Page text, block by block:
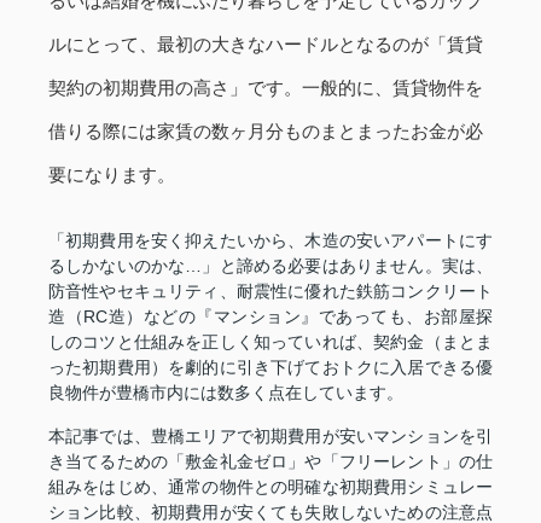
ルにとって、最初の大きなハードルとなるのが「賃貸
契約の初期費用の高さ」です。一般的に、賃貸物件を
借りる際には家賃の数ヶ月分ものまとまったお金が必
要になります。
「初期費用を安く抑えたいから、木造の安いアパートにす
るしかないのかな…」と諦める必要はありません。実は、
防音性やセキュリティ、耐震性に優れた鉄筋コンクリート
造（RC造）などの『マンション』であっても、お部屋探
しのコツと仕組みを正しく知っていれば、契約金（まとま
った初期費用）を劇的に引き下げておトクに入居できる優
良物件が豊橋市内には数多く点在しています。
本記事では、豊橋エリアで初期費用が安いマンションを引
き当てるための「敷金礼金ゼロ」や「フリーレント」の仕
組みをはじめ、通常の物件との明確な初期費用シミュレー
ション比較、初期費用が安くても失敗しないための注意点